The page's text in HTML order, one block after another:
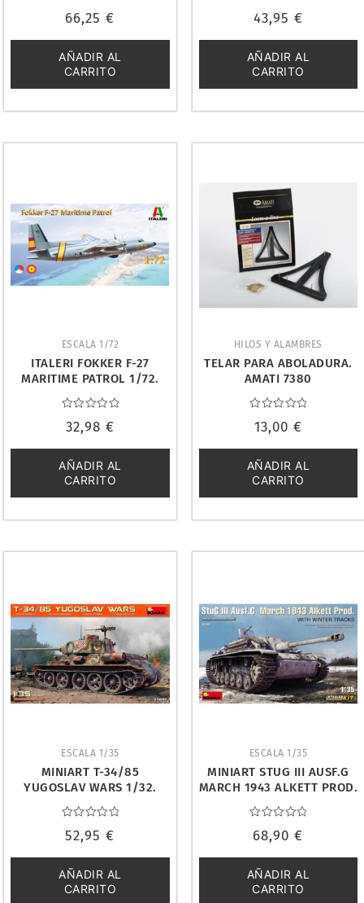
con
de
5
66,25€
AÑADIR AL
CARRITO
con
de
5
43,95 €
AÑADIR AL
CARRITO
ESCALA 1/72
ITALERI FOKKER F-27
MARITIME PATROL 1/72.
1455
con
de
5
32,98 €
AÑADIR AL
CARRITO
HILOS Y ALAMBRES
TELAR PARA ABOLADURA.
AMATI 7380
con
de
5
13,00 €
AÑADIR AL
CARRITO
ESCALA 1/35
MINIART T-34/85
YUGOSLAV WARS 1/32.
37093
con
de
5
52,95€
AÑADIR AL
CARRITO
ESCALA 1/35
MINIART STUG III AUSF.G
MARCH 1943 ALKETT PROD.
1/35. 35367
con
de
5
68,90€
AÑADIR AL
CARRITO